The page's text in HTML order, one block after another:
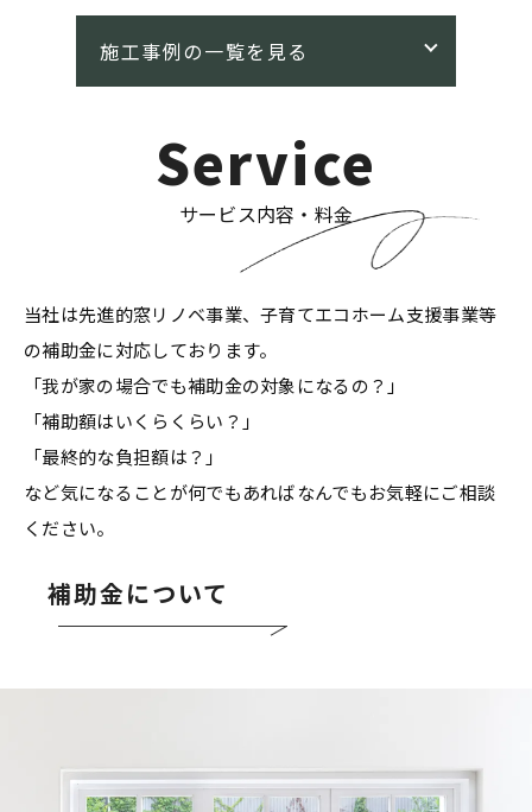
Service
サービス内容・料金
当社は先進的窓リノベ事業、子育てエコホーム支援事業等
の補助金に対応しております。
「我が家の場合でも補助金の対象になるの？」
「補助額はいくらくらい？」
「最終的な負担額は？」
など気になることが何でもあればなんでもお気軽にご相談
ください。
補助金について